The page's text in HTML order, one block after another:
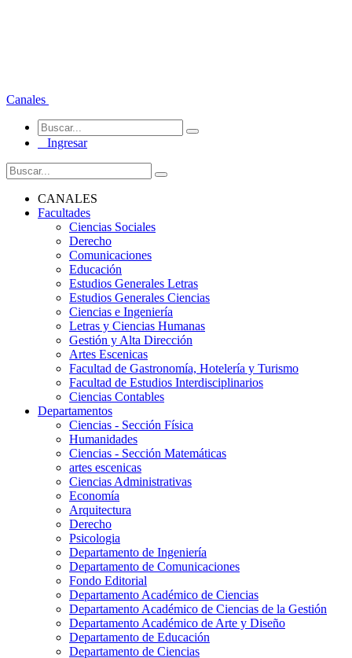
Canales
Ingresar
CANALES
Facultades
Ciencias Sociales
Derecho
Comunicaciones
Educación
Estudios Generales Letras
Estudios Generales Ciencias
Ciencias e Ingeniería
Letras y Ciencias Humanas
Gestión y Alta Dirección
Artes Escenicas
Facultad de Gastronomía, Hotelería y Turismo
Facultad de Estudios Interdisciplinarios
Ciencias Contables
Departamentos
Ciencias - Sección Física
Humanidades
Ciencias - Sección Matemáticas
artes escenicas
Ciencias Administrativas
Economía
Arquitectura
Derecho
Psicologia
Departamento de Ingeniería
Departamento de Comunicaciones
Fondo Editorial
Departamento Académico de Ciencias
Departamento Académico de Ciencias de la Gestión
Departamento Académico de Arte y Diseño
Departamento de Educación
Departamento de Ciencias